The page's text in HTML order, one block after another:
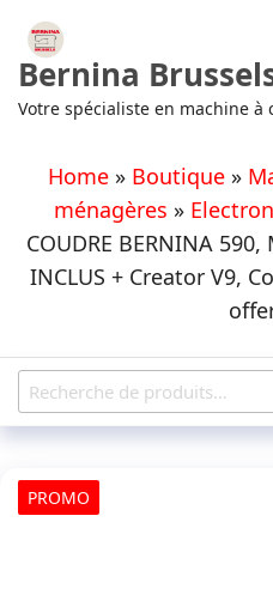
Aller
contenu
Bernina
Votre spécialiste en machine à
Home » Boutique »
ménagères »
COUDRE BERNINA 590,
INCLUS + Creator V9,
Recherche
pour :
PROMO